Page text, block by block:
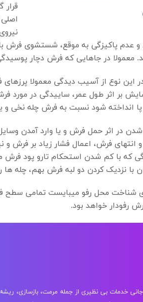
عدم پاکیزگی به موقع، شستشوی فرش
معمولا در جاهایی که فرش دچار
این نوع از آسیب دیدگی معمولا
بر اثر طول عمر، ساییدگی در مورد
پا انداخته شود نسبت به فرش چله نخی
شدن در اثر حمل فرش و یا وارد آمدن
و انتهای فرش، اعمال فشار زیاد بر
که با کم شدن استحکام تارو پود فرش
با نزدیک کردن دو لبه فرش بهم، چله
شناخت محل رفو میبایست تمامی
رفودار خواهد بود.
خدمات بی نظیری از جمله مرمت، بازسازی،